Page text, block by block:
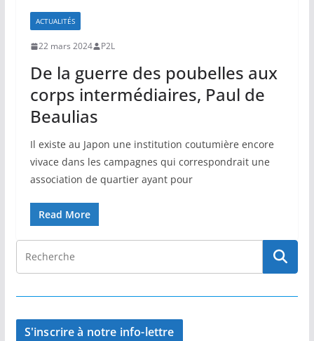
ACTUALITÉS
22 mars 2024 P2L
De la guerre des poubelles aux
corps intermédiaires, Paul de
Beaulias
Il existe au Japon une institution coutumière encore
vivace dans les campagnes qui correspondrait une
association de quartier ayant pour
Read More
S'inscrire à notre info-lettre